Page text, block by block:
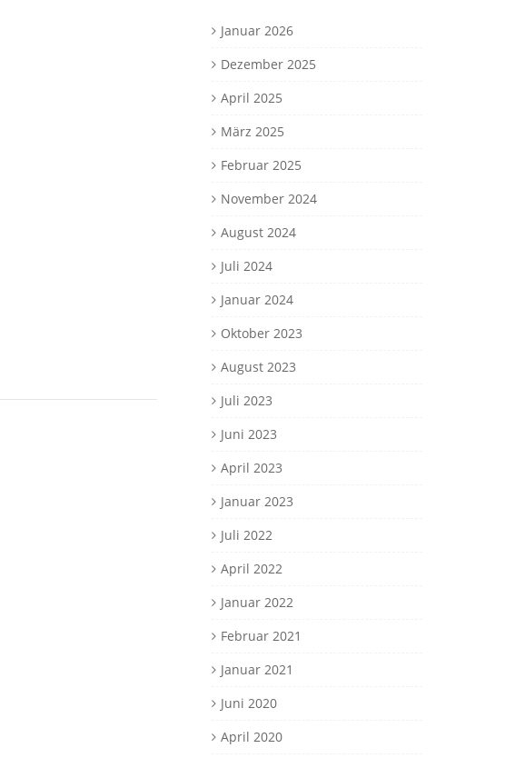
Januar 2026
Dezember 2025
April 2025
März 2025
Februar 2025
November 2024
August 2024
Juli 2024
Januar 2024
Oktober 2023
August 2023
Juli 2023
Juni 2023
April 2023
Januar 2023
Juli 2022
April 2022
Januar 2022
Februar 2021
Januar 2021
Juni 2020
April 2020